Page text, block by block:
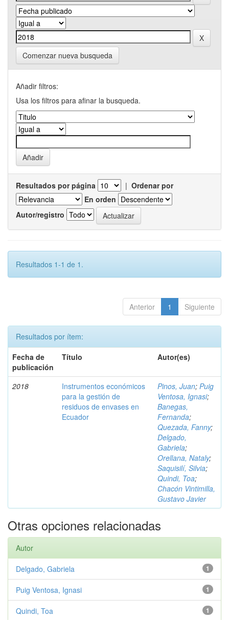
Comenzar nueva busqueda
Añadir filtros:
Usa los filtros para afinar la busqueda.
Resultados por página | Ordenar por
En orden
Autor/registro
Resultados 1-1 de 1.
Anterior 1 Siguiente
Resultados por ítem:
Fecha de
publicación
Título Autor(es)
2018
Instrumentos económicos
para la gestión de
residuos de envases en
Ecuador
Pinos, Juan; Puig
Ventosa, Ignasi;
Banegas,
Fernanda;
Quezada, Fanny;
Delgado,
Gabriela;
Orellana, Nataly;
Saquisilí, Silvia;
Quindi, Toa;
Chacón Vintimilla,
Gustavo Javier
Otras opciones relacionadas
Autor
1
Delgado, Gabriela
1
Puig Ventosa, Ignasi
1
Quindi, Toa